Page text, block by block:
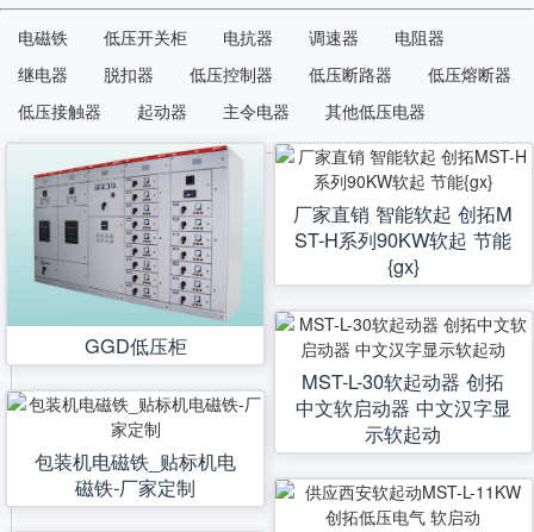
电磁铁 低压开关柜 电抗器 调速器
电阻器
继电器
脱扣器 低压控制器 低压断路器
低压熔断器
低压接触器
起动器 主令电器 其他低压电器
GGD低压柜
包装机电磁铁_贴标机电
磁铁-厂家定制
厂家直销 智能软起 创拓M
ST-H系列90KW软起 节能
{gx}
MST-L-30软起动器 创拓
中文软启动器 中文汉字显
示软起动